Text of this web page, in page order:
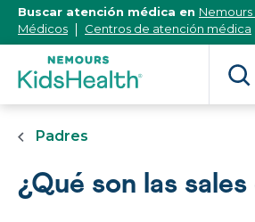
[Skip
Content]
Buscar atención médica en Nemours
Médicos
Centros de atención médica
Padres
¿Qué son las